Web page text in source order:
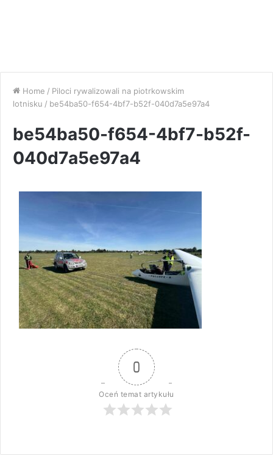
Home / Piloci rywalizowali na piotrkowskim
lotnisku / be54ba50-f654-4bf7-b52f-040d7a5e97a4
be54ba50-f654-4bf7-b52f-
040d7a5e97a4
0
Oceń temat artykułu